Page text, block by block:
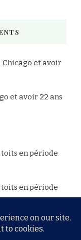
Chicago et avoir
et avoir 22 ans
toits en période
toits en période